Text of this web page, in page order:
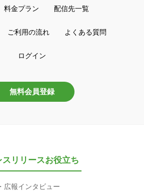
料金プラン 配信先一覧
ご利用の流れ よくある質問
ログイン
無料会員登録
スリリースお役立ち
広報インタビュー